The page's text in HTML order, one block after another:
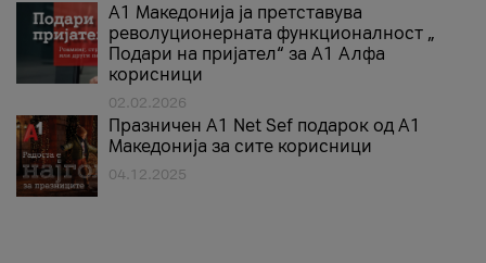
А1 Македонија ја претставува
револуционерната функционалност „
Подари на пријател“ за А1 Алфа
корисници
02.02.2026
Празничен A1 Net Sеf подарок од А1
Македонија за сите корисници
04.12.2025